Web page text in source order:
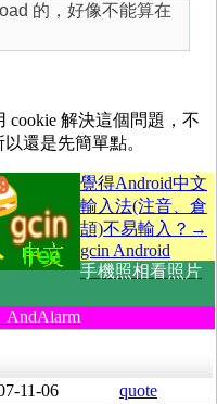
的，好像不能算在
cookie 解決這個問題，不
還是先簡單點。
覺得Android中文
輸入法(注音、倉
頡)不易輸入？→
gcin Android
手機照相看照片
11-06 quote